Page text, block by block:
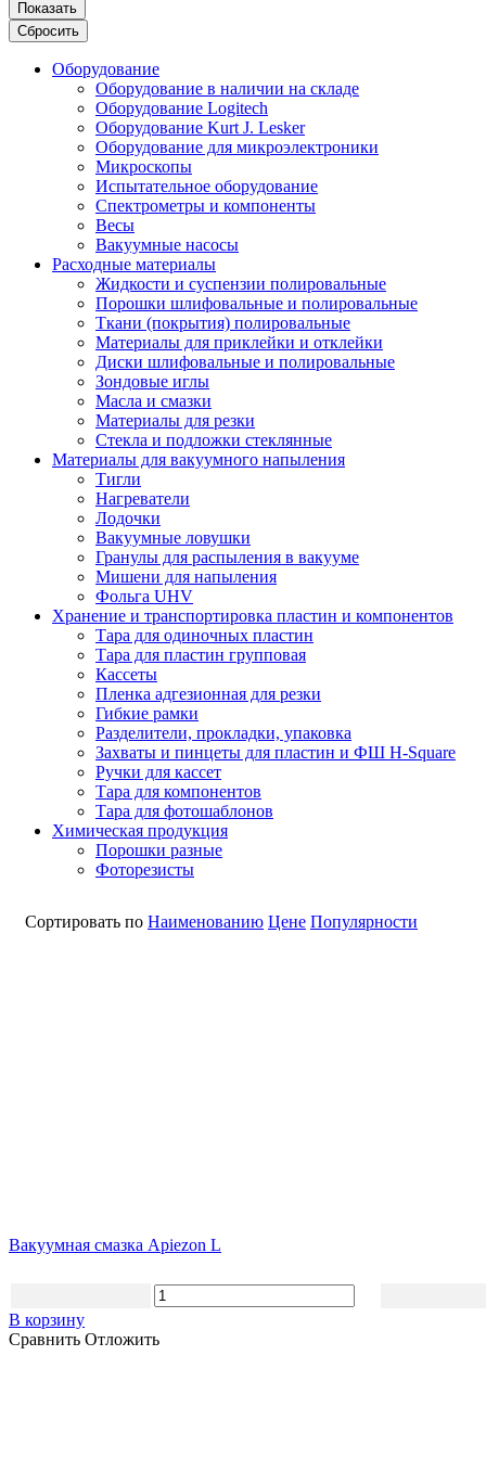
Показать
Сбросить
Оборудование
Оборудование в наличии на складе
Оборудование Logitech
Оборудование Kurt J. Lesker
Оборудование для микроэлектроники
Микроскопы
Испытательное оборудование
Спектрометры и компоненты
Весы
Вакуумные насосы
Расходные материалы
Жидкости и суспензии полировальные
Порошки шлифовальные и полировальные
Ткани (покрытия) полировальные
Материалы для приклейки и отклейки
Диски шлифовальные и полировальные
Зондовые иглы
Масла и смазки
Материалы для резки
Стекла и подложки стеклянные
Материалы для вакуумного напыления
Тигли
Нагреватели
Лодочки
Вакуумные ловушки
Гранулы для распыления в вакууме
Мишени для напыления
Фольга UHV
Хранение и транспортировка пластин и компонентов
Тара для одиночных пластин
Тара для пластин групповая
Кассеты
Пленка адгезионная для резки
Гибкие рамки
Разделители, прокладки, упаковка
Захваты и пинцеты для пластин и ФШ H-Square
Ручки для кассет
Тара для компонентов
Тара для фотошаблонов
Химическая продукция
Порошки разные
Фоторезисты
Сортировать по Наименованию Цене Популярности
Вакуумная смазка Apiezon L
В корзину
Сравнить Отложить